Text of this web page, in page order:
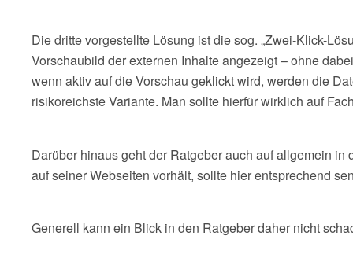
Die dritte vorgestellte Lösung ist die sog. „Zwei-Klick-
Vorschaubild der externen Inhalte angezeigt – ohne
wenn aktiv auf die Vorschau geklickt wird, werden die
risikoreichste Variante. Man sollte hierfür wirklich auf
Darüber hinaus geht der Ratgeber auch auf allgemein
auf seiner Webseiten vorhält, sollte hier entsprechend
Generell kann ein Blick in den Ratgeber daher nicht